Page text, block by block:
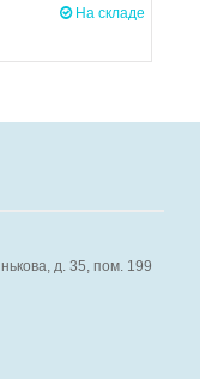
На складе
д. 35, пом. 199